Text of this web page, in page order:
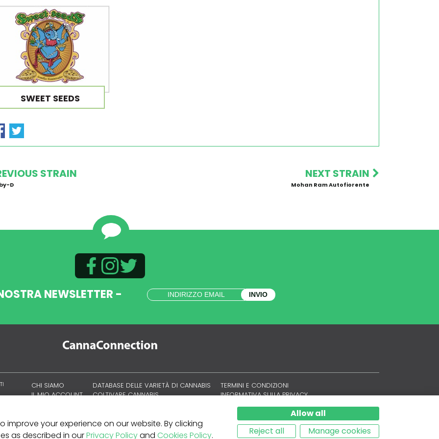
SWEET SEEDS
STRAIN
D
NEXT STRAIN
Mohan Ram Autofiorente
NEWSLETTER - INVIO
CHI SIAMO
IL MIO ACCOUNT
DATABASE DELLE VARIETÀ DI CANNABIS
COLTIVARE CANNABIS
TERMINI E CONDIZIONI
INFORMATIVA SULLA PRIVACY
improve your experience on our website. By clicking
as described in ourPrivacy Policyand Cookies Policy.
Allow all
Reject all
Manage cookies